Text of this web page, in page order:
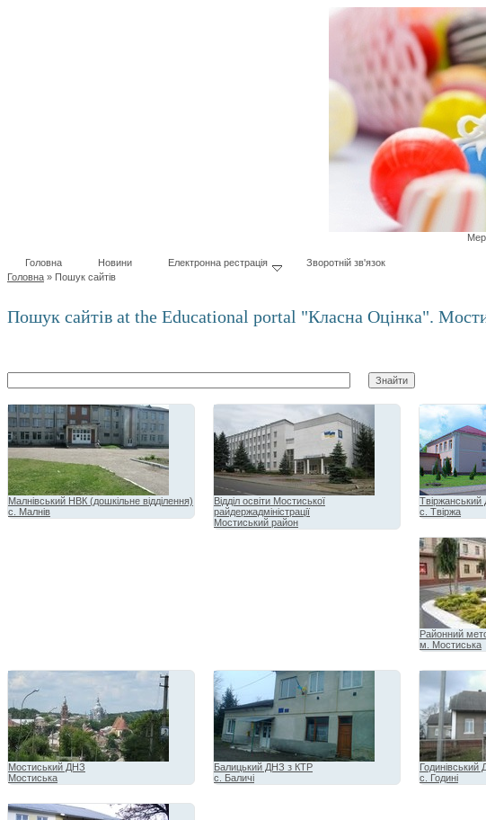
Головна
Новини Електронна рестрація
Зворотній зв'язок
Головна » Пошук сайтів
Пошук сайтів at the Educational portal "Класна Оцінка".
Малнівський НВК (дошкільне відділення)
с. Малнів
Відділ освіти Мостиської
райдержадміністрації
Мостиський район
с. Твіржа
Районний
м. Мостиська
Мостиський ДНЗ
Мостиська
Балицький ДНЗ з КТР
с. Баличі
с. Годині